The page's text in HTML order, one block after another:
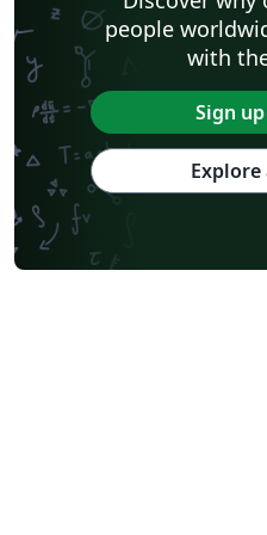
people
with
Sign